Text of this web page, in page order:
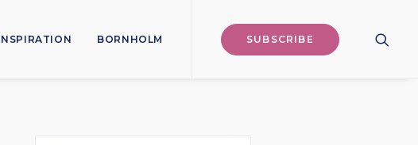
BORNHOLM SUBSCRIBE